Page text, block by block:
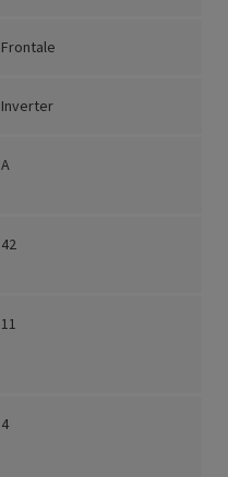
Frontale
Inverter
A
42
11
4